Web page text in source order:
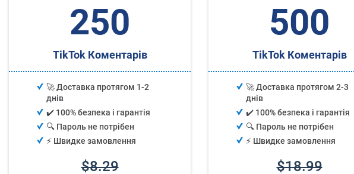
250
TikTok Коментарів
🚀 Доставка протягом 1-2
днів
✔️ 100% безпека і гарантія
🔍 Пароль не потрібен
⚡️ Швидке замовлення
$8.29
500
TikTok Коментарів
🚀 Доставка протягом 2-3
днів
✔️ 100% безпека і гарантія
🔍 Пароль не потрібен
⚡️ Швидке замовлення
$18.99